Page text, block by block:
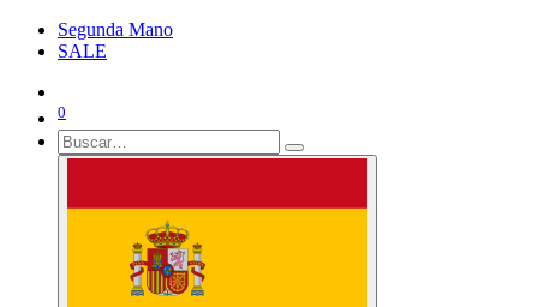
Segunda Mano
SALE
0